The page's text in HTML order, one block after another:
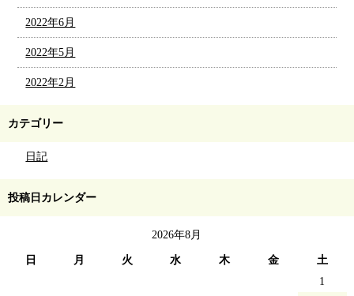
2022年6月
2022年5月
2022年2月
カテゴリー
日記
投稿日カレンダー
2026年8月
日 月 火 水 木 金
土
1